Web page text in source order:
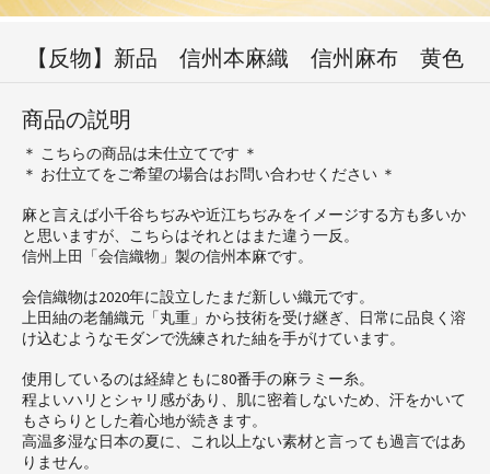
【反物】新品 信州本麻織 信州麻布 黄色
商品の説明
＊ こちらの商品は未仕立てです ＊
＊ お仕立てをご希望の場合はお問い合わせください ＊
麻と言えば小千谷ちぢみや近江ちぢみをイメージする方も多いか
と思いますが、こちらはそれとはまた違う一反。
信州上田「会信織物」製の信州本麻です。
会信織物は2020年に設立したまだ新しい織元です。
上田紬の老舗織元「丸重」から技術を受け継ぎ、日常に品良く溶
け込むようなモダンで洗練された紬を手がけています。
使用しているのは経緯ともに80番手の麻ラミー糸。
程よいハリとシャリ感があり、肌に密着しないため、汗をかいて
もさらりとした着心地が続きます。
高温多湿な日本の夏に、これ以上ない素材と言っても過言ではあ
りません。